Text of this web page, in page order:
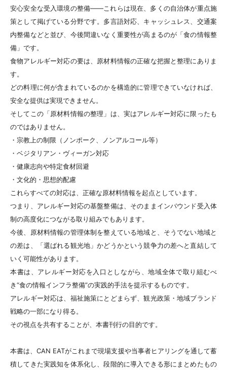
安心安全な受入環境の整備——これらは現在、多くの自治体が重点施
策として掲げている分野です。多言語対応、キャッシュレス、交通案
内整備などと並び、今後間違いなく重要性が高まるのが「食の情報整
備」です。
食物アレルギー対応の要は、原材料情報の正確な把握と整理にありま
す。
どの料理に何が含まれているのかを構造的に管理できていなければ、
安全な提供は実現できません。
そしてこの「原材料情報の整理」は、実はアレルギー対応に限ったも
のではありません。
・宗教上の制限（ノンポーク、ノンアルコール等）
・ベジタリアン・ヴィーガン対応
・健康志向や特定食材回避
・文化的・思想的配慮
これらすべての対応は、正確な原材料情報を起点としています。
つまり、アレルギー対応の基盤整備は、そのままインバウンド受入体
制の高度化につながる取り組みでもあります。
今後、原材料情報の管理体制を整えている地域と、そうでない地域と
の差は、「選ばれる観光地」かどうかという競争力の差へと直結して
いく可能性があります。
本書は、アレルギー対応を入口としながら、地域全体で取り組むべ
き“食の情報インフラ整備”の実践的手法を提示するものです。
アレルギー対応は、福祉施策にとどまらず、観光政策・地域ブランド
戦略の一部になり得る。
その視点を共有することが、本書刊行の目的です。
本書は、CAN EATがこれまで現場支援や当事者ヒアリングを通して蓄
積してきた実践知を体系化し、段階的に導入できる形にまとめたもの